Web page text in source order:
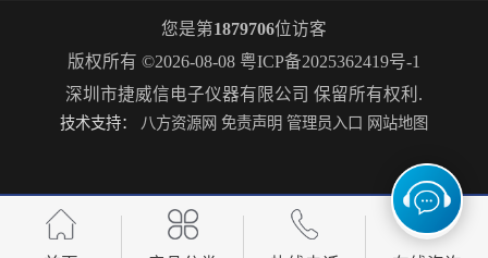
罗德施瓦茨ZNB8矢量网络分析仪2个端口9kHz-8.5GHz Keysight E4980A/001/200精密
您是第1879706位访客
版权所有 ©2026-08-08 粤ICP备2025362419号-1
深圳市捷威信电子仪器有限公司 保留所有权利.
技术支持： 八方资源网 免责声明 管理员入口 网站地图